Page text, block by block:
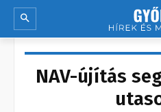
NAV-újítás